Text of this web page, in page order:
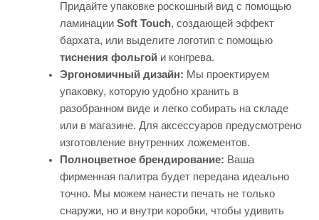
Придайте упаковке роскошный вид с помощью
ламинации Soft Touch, создающей эффект
бархата, или выделите логотип с помощью
тиснения фольгойи конгрева.
Эргономичный дизайн: Мы проектируем
упаковку, которую удобно хранить в
разобранном виде и легко собирать на складе
или в магазине. Для аксессуаров предусмотрено
изготовление внутренних ложементов.
Полноцветное брендирование: Ваша
фирменная палитра будет передана идеально
точно. Мы можем нанести печать не только
снаружи, но и внутри коробки, чтобы удивить